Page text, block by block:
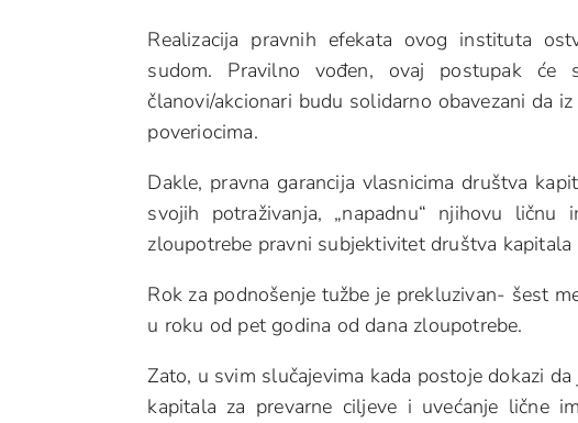
Realizacija pravnih efekata ovog instituta
sudom. Pravilno vođen, ovaj postupak
članovi/akcionari budu solidarno obavezani da
poveriocima.
Dakle, pravna garancija vlasnicima društva
svojih potraživanja, „napadnu“ njihovu
zloupotrebe pravni subjektivitet društva
Rok za podnošenje tužbe je prekluzivan- šest
u roku od pet godina od dana zloupotrebe.
Zato, u svim slučajevima kada postoje dokazi
kapitala za prevarne ciljeve i uvećanje lične